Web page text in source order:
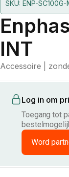
SKU: ENP-
INT
Accessoire |
Log in om
Toegang tot
Word